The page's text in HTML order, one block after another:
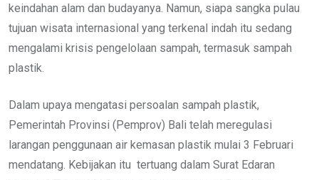
keindahan alam dan budayanya. Namun, siapa sangka pulau
tujuan wisata internasional yang terkenal indah itu sedang
mengalami krisis pengelolaan sampah, termasuk sampah
plastik.
Dalam upaya mengatasi persoalan sampah plastik,
Pemerintah Provinsi (Pemprov) Bali telah meregulasi
larangan penggunaan air kemasan plastik mulai 3 Februari
mendatang. Kebijakan itu tertuang dalam Surat Edaran